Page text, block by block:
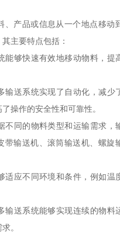
、产品或信息从一个地点移动
主要特点包括：
能够快速有效地移动物料，提
送系统实现了自动化，减少
操作的安全性和可靠性。
同的物料类型和运输需求，
带输送机、滚筒输送机、螺旋
应不同环境和条件，例如温
送系统能够实现连续的物料
。